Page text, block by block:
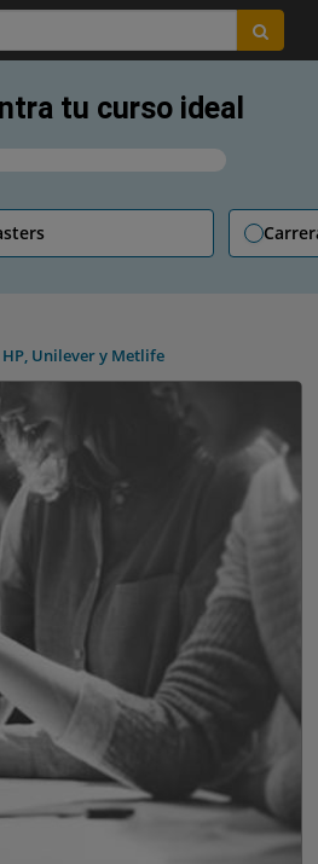
tu curso ideal
Unilever y Metlife